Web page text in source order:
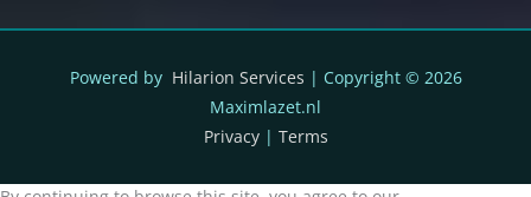
Powered by Hilarion Services | Copyright © 2026
Maximlazet.nl
Privacy| Terms